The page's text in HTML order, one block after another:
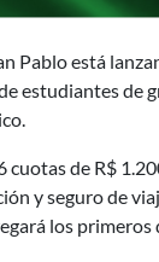
Pablo está
estudiantes de
cuotas de R$
y seguro de
los primeros